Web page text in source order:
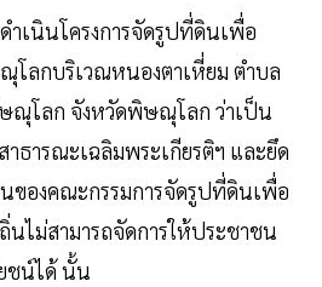
ำเนินโครงการจัดรูปที่ดินเพื่อ
ลกบริเวณหนองตาเหี่ยม ตำบล
ณุโลก จังหวัดพิษณุโลก ว่าเป็น
ธารณะเฉลิมพระเกียรติฯ และยึด
ของคณะกรรมการจัดรูปที่ดินเพื่อ
ไม่สามารถจัดการให้ประชาชน
ชน์ได้ นั้น